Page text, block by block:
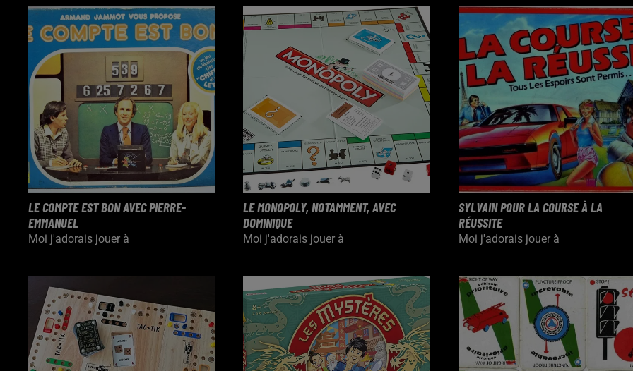
LE COMPTE EST BON AVEC PIERRE-
EMMANUEL
Moi j'adorais jouer à
LE MONOPOLY, NOTAMMENT, AVEC
DOMINIQUE
Moi j'adorais jouer à
SYLVAIN POUR LA COURSE À LA
RÉUSSITE
Moi j'adorais jouer à